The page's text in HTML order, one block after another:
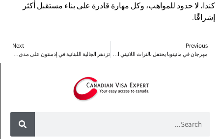
كندا، لا حدود للمواهب، وكل مهارة قادرة على بناء مستقبل أكثر
إشراقًا.
Previous
Next